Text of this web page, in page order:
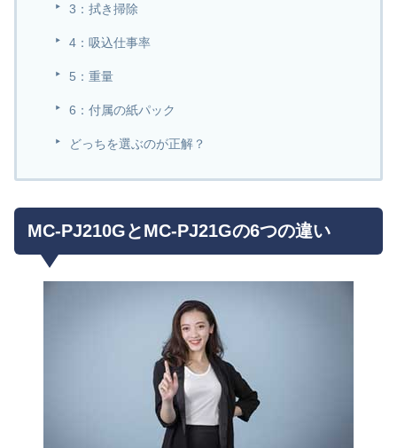
3：拭き掃除
4：吸込仕事率
5：重量
6：付属の紙パック
どっちを選ぶのが正解？
MC-PJ210GとMC-PJ21Gの6つの違い